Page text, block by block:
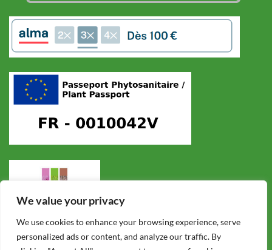
We value your privacy
We use cookies to enhance your browsing experience, serve
personalized ads or content, and analyze our traffic. By